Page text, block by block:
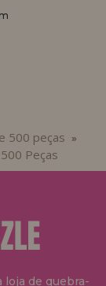
500 peças »
Peças
loja de quebra-